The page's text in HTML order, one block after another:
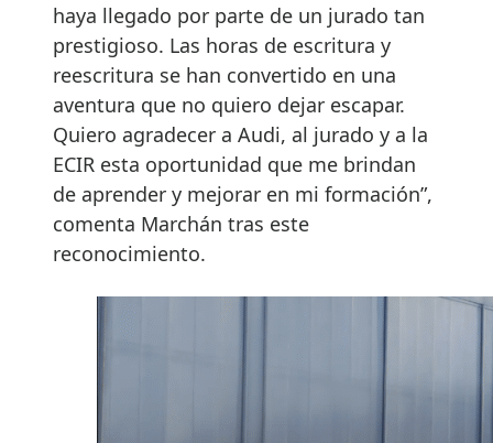
haya llegado por parte de un jurado tan
prestigioso. Las horas de escritura y
reescritura se han convertido en una
aventura que no quiero dejar escapar.
Quiero agradecer a Audi, al jurado y a la
ECIR esta oportunidad que me brindan
de aprender y mejorar en mi formación”,
comenta Marchán tras este
reconocimiento.